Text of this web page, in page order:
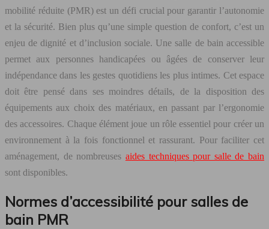
mobilité réduite (PMR) est un défi crucial pour garantir l’autonomie
et la sécurité. Bien plus qu’une simple question de confort, c’est un
enjeu de dignité et d’inclusion sociale. Une salle de bain accessible
permet aux personnes handicapées ou âgées de conserver leur
indépendance dans les gestes quotidiens les plus intimes. Cet espace
doit être pensé dans ses moindres détails, de la disposition des
équipements aux choix des matériaux, en passant par l’ergonomie
des accessoires. Chaque élément joue un rôle essentiel pour créer un
environnement à la fois fonctionnel et rassurant. Pour faciliter cet
aménagement, de nombreuses aides techniques pour salle de bain
sont disponibles.
Normes d’accessibilité pour salles de
bain PMR